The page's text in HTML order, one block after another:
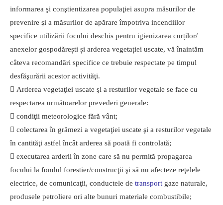
informarea şi conştientizarea populaţiei asupra măsurilor de
prevenire şi a măsurilor de apărare împotriva incendiilor
specifice utilizării focului deschis pentru igienizarea curților/
anexelor gospodărești și arderea vegetației uscate, vă înaintăm
câteva recomandări specifice ce trebuie respectate pe timpul
desfăşurării acestor activităţi.
 Arderea vegetaţiei uscate şi a resturilor vegetale se face cu
respectarea următoarelor prevederi generale:
 condiţii meteorologice fără vânt;
 colectarea în grămezi a vegetaţiei uscate şi a resturilor vegetale
în cantităţi astfel încât arderea să poată fi controlată;
 executarea arderii în zone care să nu permită propagarea
focului la fondul forestier/construcţii şi să nu afecteze reţelele
electrice, de comunicaţii, conductele de transport gaze naturale,
produsele petroliere ori alte bunuri materiale combustibile;